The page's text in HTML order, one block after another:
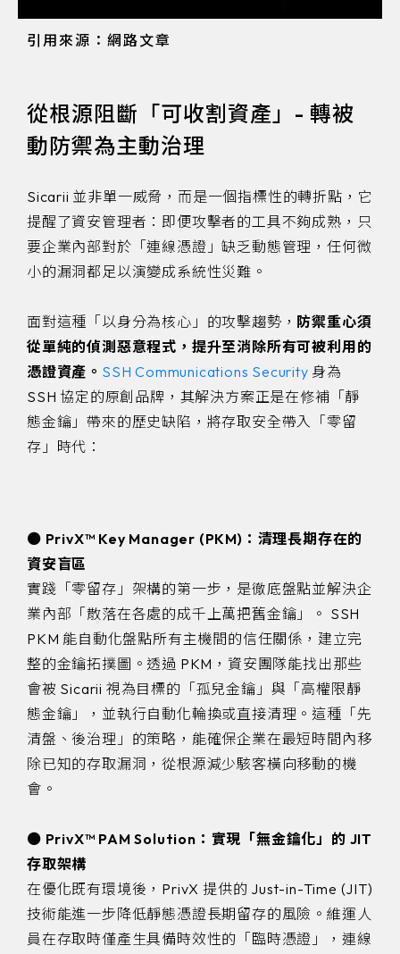
引用來源：網路文章
從根源阻斷「可收割資產」- 轉被
動防禦為主動治理
Sicarii 並非單一威脅，而是一個指標性的轉折點，它
提醒了資安管理者：即便攻擊者的工具不夠成熟，只
要企業內部對於「連線憑證」缺乏動態管理，任何微
小的漏洞都足以演變成系統性災難。
面對這種「以身分為核心」的攻擊趨勢， 防禦重心須
從單純的偵測惡意程式，提升至消除所有可被利用的
憑證資產。 SSH Communications Security 身為
SSH 協定的原創品牌，其解決方案正是在修補「靜
態金鑰」帶來的歷史缺陷，將存取安全帶入「零留
存」時代：
⚫ PrivX™ Key Manager (PKM)：清理長期存在的
資安盲區
實踐「零留存」架構的第一步，是徹底盤點並解決企
業內部「散落在各處的成千上萬把舊金鑰」。 SSH
PKM 能自動化盤點所有主機間的信任關係，建立完
整的金鑰拓撲圖。透過 PKM，資安團隊能找出那些
會被 Sicarii 視為目標的「孤兒金鑰」與「高權限靜
態金鑰」，並執行自動化輪換或直接清理。這種「先
清盤、後治理」的策略，能確保企業在最短時間內移
除已知的存取漏洞，從根源減少駭客橫向移動的機
會。
⚫ PrivX™ PAM Solution：實現「無金鑰化」的 JIT
存取架構
在優化既有環境後，PrivX 提供的 Just-in-Time (JIT)
技術能進一步降低靜態憑證長期留存的風險。維運人
員在存取時僅產生具備時效性的「臨時憑證」，連線